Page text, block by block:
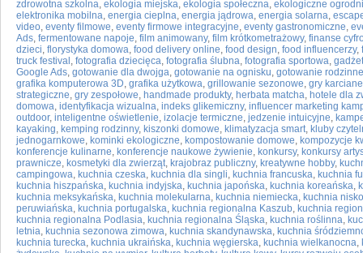
zdrowotna szkolna, ekologia miejska, ekologia społeczna, ekologiczne
elektronika mobilna, energia cieplna, energia jądrowa, energia solarna,
video, eventy filmowe, eventy firmowe integracyjne, eventy gastronomiczne,
Ads, fermentowane napoje, film animowany, film krótkometrażowy, finanse
dzieci, florystyka domowa, food delivery online, food design, food influencerzy,
truck festival , fotografia dziecięca, fotografia ślubna, fotografia sportowa,
Google Ads, gotowanie dla dwojga, gotowanie na ognisku, gotowanie rodzinne
grafika komputerowa 3D, grafika użytkowa, grillowanie sezonowe, gry
strategiczne, gry zespołowe, handmade produkty, herbata matcha, hotele dla
domowa, identyfikacja wizualna, indeks glikemiczny, influencer marketing
outdoor, inteligentne oświetlenie, izolacje termiczne, jedzenie intuicyjne,
kayaking, kemping rodzinny, kiszonki domowe, klimatyzacja smart, kluby
jednogarnkowe, kominki ekologiczne, kompostowanie domowe, kompozycje
konferencje kulinarne, konferencje naukowe żywienie, konkursy, konkursy
prawnicze, kosmetyki dla zwierząt, krajobraz publiczny, kreatywne hobby,
campingowa, kuchnia czeska, kuchnia dla singli, kuchnia francuska, kuchnia
kuchnia hiszpańska, kuchnia indyjska, kuchnia japońska, kuchnia koreańska,
kuchnia meksykańska, kuchnia molekularna, kuchnia niemiecka, kuchnia
peruwiańska, kuchnia portugalska, kuchnia regionalna Kaszub, kuchnia
kuchnia regionalna Podlasia, kuchnia regionalna Śląska, kuchnia roślinna,
letnia, kuchnia sezonowa zimowa, kuchnia skandynawska, kuchnia
kuchnia turecka, kuchnia ukraińska, kuchnia węgierska, kuchnia wielkanocna,